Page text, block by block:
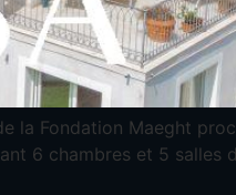
la Fondation Maeght
6 chambres et 5 salles